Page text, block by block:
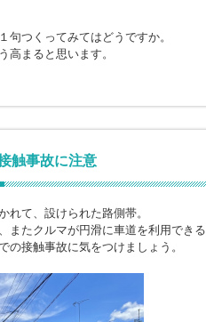
句つくってみてはどうですか。
高まると思います。
触事故に注意
れて、設けられた路側帯。
またクルマが円滑に車道を利用でき
の接触事故に気をつけましょう。